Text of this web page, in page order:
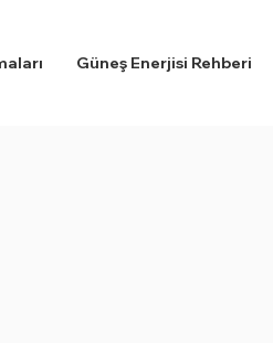
Güneş Enerjisi Rehberi